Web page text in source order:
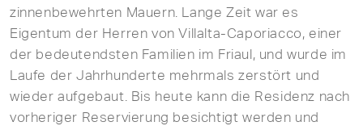
zinnenbewehrten Mauern. Lange Zeit war es
Eigentum der Herren von Villalta-Caporiacco, einer
der bedeutendsten Familien im Friaul, und wurde im
Laufe der Jahrhunderte mehrmals zerstört und
wieder aufgebaut. Bis heute kann die Residenz nach
vorheriger Reservierung besichtigt werden und